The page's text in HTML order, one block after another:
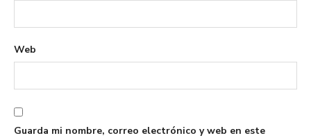
Web
Guarda mi nombre, correo electrónico y web en este